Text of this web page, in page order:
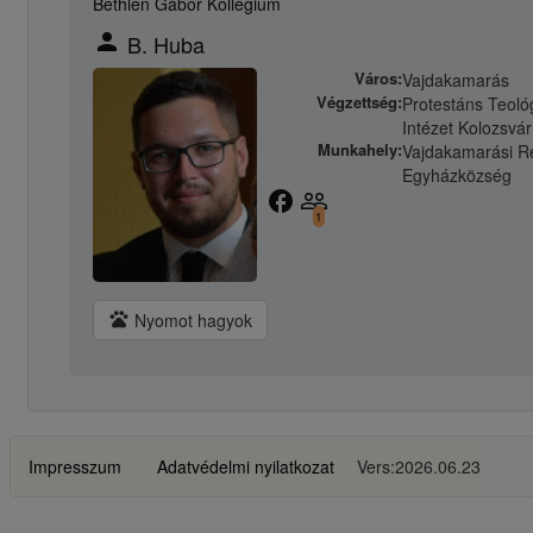
person B. Huba
Város:Vajdakamarás
Végzettség:Protestáns
Intézet Kolozsvár
Munkahely:Vajdakamarási
Egyházközség
facebook people_outline
1
pets Nyomot hagyok
Impresszum Adatvédelmi nyilatkozat Vers:2026.06.23